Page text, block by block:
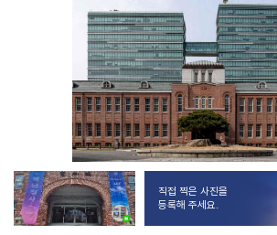
직접 찍은 사진을
등록해 주세요.